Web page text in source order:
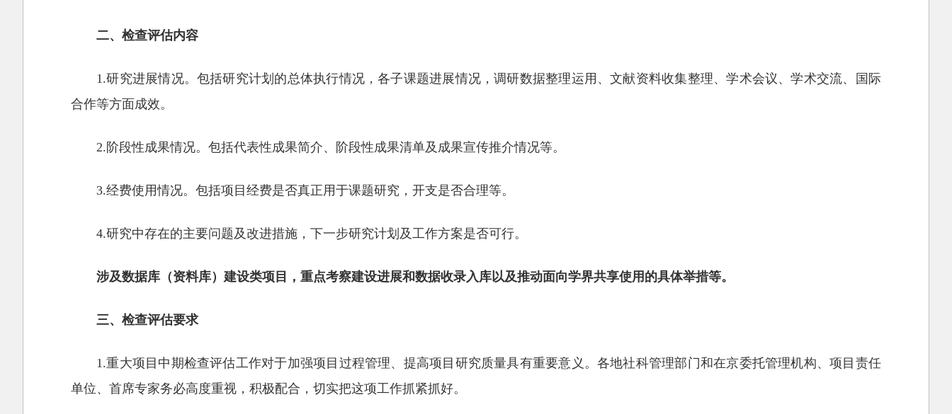
二、检查评估内容
1.研究进展情况。包括研究计划的总体执行情况，各子课题进展情况，调研数据整理运用、文献资料收集整理、学术会议、学术交流、国际
合作等方面成效。
2.阶段性成果情况。包括代表性成果简介、阶段性成果清单及成果宣传推介情况等。
3.经费使用情况。包括项目经费是否真正用于课题研究，开支是否合理等。
4.研究中存在的主要问题及改进措施，下一步研究计划及工作方案是否可行。
涉及数据库（资料库）建设类项目，重点考察建设进展和数据收录入库以及推动面向学界共享使用的具体举措等。
三、检查评估要求
1.重大项目中期检查评估工作对于加强项目过程管理、提高项目研究质量具有重要意义。各地社科管理部门和在京委托管理机构、项目责任
单位、首席专家务必高度重视，积极配合，切实把这项工作抓紧抓好。